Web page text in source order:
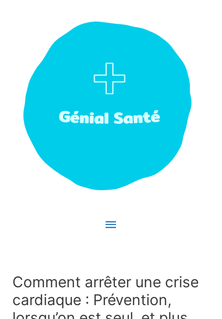
Menu
Comment arrêter une crise
cardiaque : Prévention,